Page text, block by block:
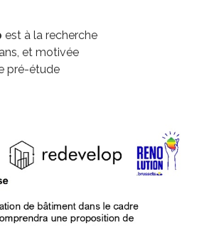
est à la recherche
et motivée
pré-étude